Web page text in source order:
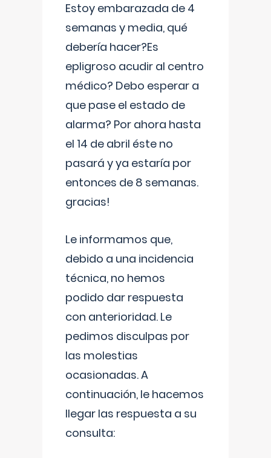
Estoy embarazada de 4
semanas y media, qué
debería hacer?Es
epligroso acudir al centro
médico? Debo esperar a
que pase el estado de
alarma? Por ahora hasta
el 14 de abril éste no
pasará y ya estaría por
entonces de 8 semanas.
gracias!
Le informamos que,
debido a una incidencia
técnica, no hemos
podido dar respuesta
con anterioridad. Le
pedimos disculpas por
las molestias
ocasionadas. A
continuación, le hacemos
llegar las respuesta a su
consulta: